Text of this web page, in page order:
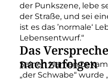
der Punkszene, lebe
der Straße, und sei
ist es das ’normale‘
Lebensentwurf.“
Das
nachzufolgen
Seinen Namen
„der Schwabe“ wurde